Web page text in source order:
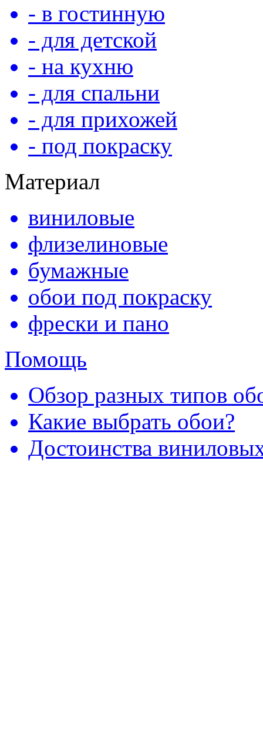
- в гостинную
- для детской
- на кухню
- для спальни
- для прихожей
- под покраску
Материал
виниловые
флизелиновые
бумажные
обои под покраску
фрески и пано
Помощь
Обзор разных типов
Какие выбрать обои?
Достоинства